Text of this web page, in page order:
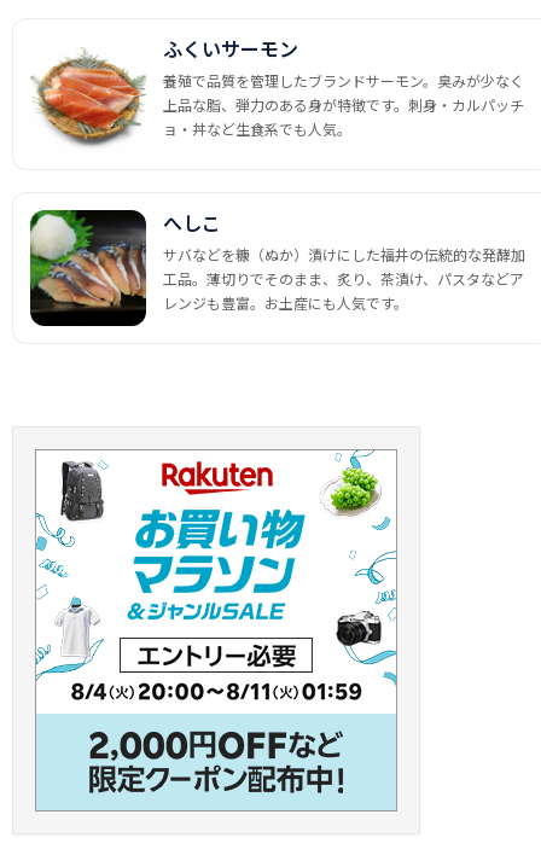
ふくいサーモン
養殖で品質を管理したブランドサーモン。臭みが少なく
上品な脂、弾力のある身が特徴です。刺身・カルパッチ
ョ・丼など生食系でも人気。
へしこ
サバなどを糠（ぬか）漬けにした福井の伝統的な発酵加
工品。薄切りでそのまま、炙り、茶漬け、パスタなどア
レンジも豊富。お土産にも人気です。